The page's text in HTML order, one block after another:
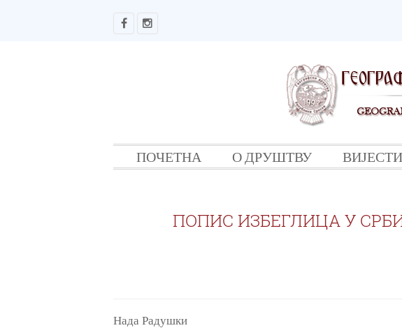
ПОЧЕТНА О ДРУШТВУ ВИЈЕСТИ
ПОПИС ИЗБЕГЛИЦА У
Нада Радушки